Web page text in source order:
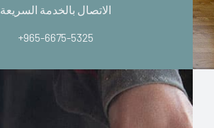
الاتصال بالخدمة السريعة
+965-6675-5325